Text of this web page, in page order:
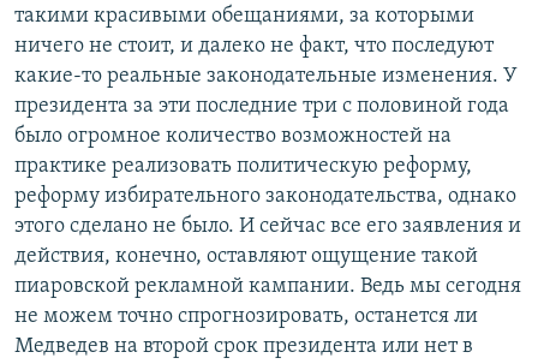
такими красивыми обещаниями, за которыми
ничего не стоит, и далеко не факт, что последуют
какие-то реальные законодательные изменения. У
президента за эти последние три с половиной года
было огромное количество возможностей на
практике реализовать политическую реформу,
реформу избирательного законодательства, однако
этого сделано не было. И сейчас все его заявления и
действия, конечно, оставляют ощущение такой
пиаровской рекламной кампании. Ведь мы сегодня
не можем точно спрогнозировать, останется ли
Медведев на второй срок президента или нет в